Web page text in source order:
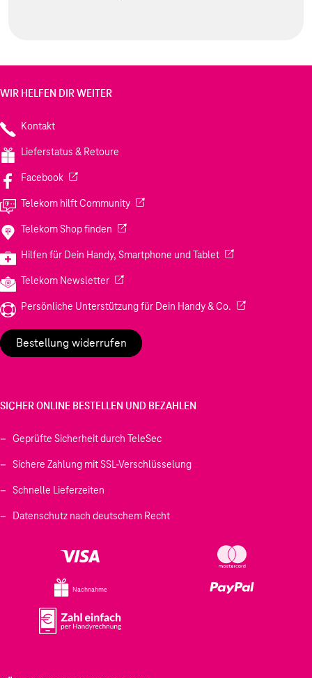
WIR HELFEN DIR WEITER
Kontakt
Lieferstatus & Retoure
Facebook(Wird in einem neuen Tab geöffnet)
Telekom hilft Community(Wird in einem neuen Tab geöffnet)
Telekom Shop finden (Wird in einem neuen Tab geöffnet)
Hilfen für Dein Handy, Smartphone und Tablet(Wird in einem
Telekom Newsletter(Wird in einem neuen Tab geöffnet)
Persönliche Unterstützung für Dein Handy & Co. (Wird in einem
Bestellung widerrufen
SICHER ONLINE BESTELLEN UND BEZAHLEN
Geprüfte Sicherheit durch TeleSec
Sichere Zahlung mit SSL-Verschlüsselung
Schnelle Lieferzeiten
Datenschutz nach deutschem Recht
Nachnahme